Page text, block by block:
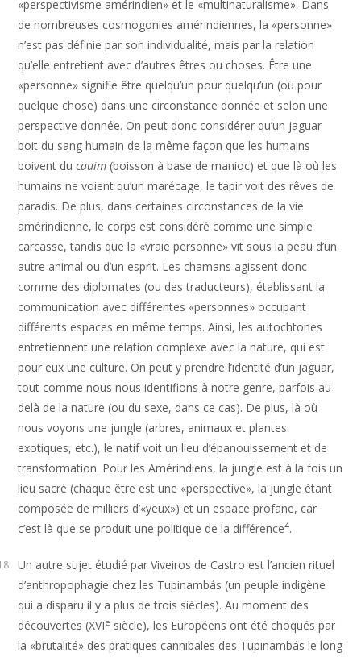
«perspectivisme amérindien» et le «multinaturalisme». Dans
de nombreuses cosmogonies amérindiennes, la «personne»
n’est pas définie par son individualité, mais par la relation
qu’elle entretient avec d’autres êtres ou choses. Être une
«personne» signifie être quelqu’un pour quelqu’un (ou pour
quelque chose) dans une circonstance donnée et selon une
perspective donnée. On peut donc considérer qu’un jaguar
boit du sang humain de la même façon que les humains
boivent ducauim (boisson à base de manioc) et que là où les
humains ne voient qu’un marécage, le tapir voit des rêves de
paradis. De plus, dans certaines circonstances de la vie
amérindienne, le corps est considéré comme une simple
carcasse, tandis que la «vraie personne» vit sous la peau d’un
autre animal ou d’un esprit. Les chamans agissent donc
comme des diplomates (ou des traducteurs), établissant la
communication avec différentes «personnes» occupant
différents espaces en même temps. Ainsi, les autochtones
entretiennent une relation complexe avec la nature, qui est
pour eux une culture. On peut y prendre l’identité d’un jaguar,
tout comme nous nous identifions à notre genre, parfois au-
delà de la nature (ou du sexe, dans ce cas). De plus, là où
nous voyons une jungle (arbres, animaux et plantes
exotiques, etc.), le natif voit un lieu d’épanouissement et de
transformation. Pour les Amérindiens, la jungle est à la fois un
lieu sacré (chaque être est une «perspective», la jungle étant
composée de milliers d’«yeux») et un espace profane, car
c’est là que se produit une politique de la différence4.
Un autre sujet étudié par Viveiros de Castro est l’ancien rituel
d’anthropophagie chez les Tupinambás (un peuple indigène
qui a disparu il y a plus de trois siècles). Au moment des
découvertes (XVIe siècle), les Européens ont été choqués par
la «brutalité» des pratiques cannibales des Tupinambás le long